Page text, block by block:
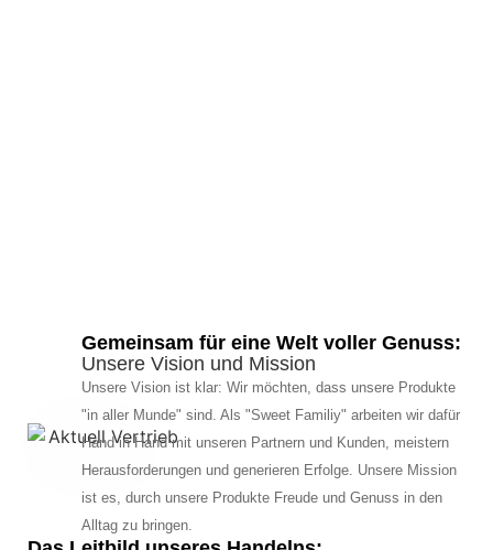
Gemeinsam für eine Welt voller Genuss:
Unsere Vision und Mission
Unsere Vision ist klar: Wir möchten, dass unsere Produkte
"in aller Munde" sind. Als "Sweet Familiy" arbeiten wir dafür
Hand in Hand mit unseren Partnern und Kunden, meistern
Herausforderungen und generieren Erfolge. Unsere Mission
ist es, durch unsere Produkte Freude und Genuss in den
Alltag zu bringen.